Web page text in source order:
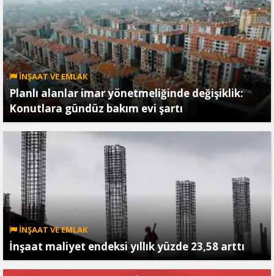
İNŞAAT VE EMLAK
Planlı alanlar imar yönetmeliğinde değişiklik:
Konutlara gündüz bakım evi şartı
İNŞAAT VE EMLAK
İnşaat maliyet endeksi yıllık yüzde 23,58 arttı